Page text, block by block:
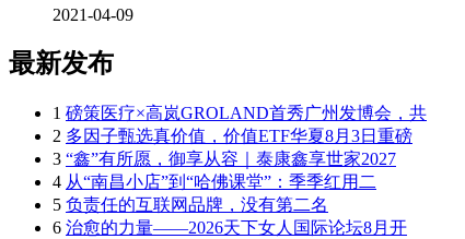
2021-04-09
最新发布
1 磅策医疗×高岚GROLAND首秀广州发博会，共
2 多因子甄选真价值，价值ETF华夏8月3日重磅
3 “鑫”有所愿，御享从容｜泰康鑫享世家2027
4 从“南昌小店”到“哈佛课堂”：季季红用二
5 负责任的互联网品牌，没有第二名
6 治愈的力量——2026天下女人国际论坛8月开